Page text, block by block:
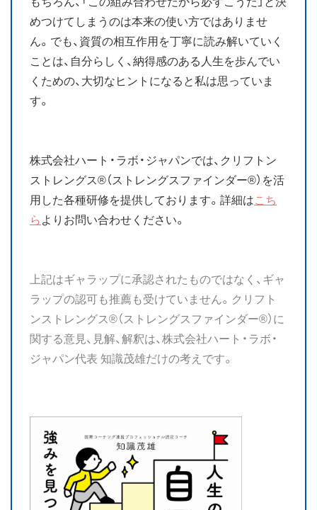
めつけてしまうのは本来の使い方ではありませ
ん。でも、資質の相互作用を丁寧に読み解いていく
ことは、自分らしく、納得感のある人生を歩んでい
くための、大切なヒントになると私は思っていま
す。
株式会社ハート・ラボ・ジャパンでは、クリフトン
ストレングス®（ストレングスファインダー®）を活
用した各種研修を提供しております。詳細はこち
らよりお問い合わせください。
上記はギャラップに承認されたものではなく、ギャ
ラップの認可も推薦も受けていません。クリフト
ンストレングス®（ストレングスファインダー®）に
関する意見、見解、解釈は、株式会社ハート・ラボ・
ジャパン代表 知識茂雄だけの考えです。